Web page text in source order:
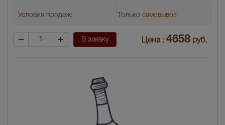
Условия продаж: Только самовывоз
В заявку Цена : 4658 руб.